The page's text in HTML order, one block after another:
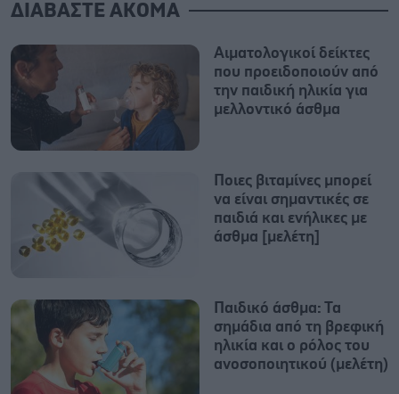
ΔΙΑΒΑΣΤΕ ΑΚΟΜΑ
Αιματολογικοί δείκτες
που προειδοποιούν από
την παιδική ηλικία για
μελλοντικό άσθμα
Ποιες βιταμίνες μπορεί
να είναι σημαντικές σε
παιδιά και ενήλικες με
άσθμα [μελέτη]
Παιδικό άσθμα: Τα
σημάδια από τη βρεφική
ηλικία και ο ρόλος του
ανοσοποιητικού (μελέτη)